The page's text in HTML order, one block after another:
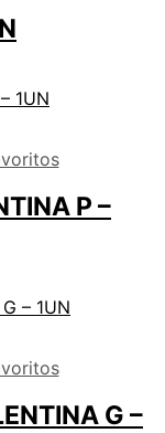
P –
G –